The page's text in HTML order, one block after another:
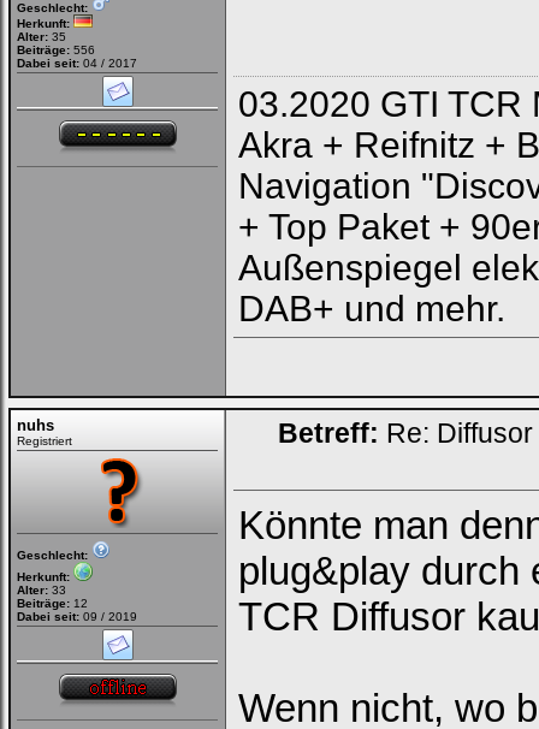
Geschlecht:
Herkunft:
Alter: 35
Beiträge: 556
Dabei seit: 04 / 2017
03.2020 GTI TCR
Akra + Reifnitz +
Navigation
+ Top Paket +
Außenspiegel
DAB+ und mehr.
nuhs
Registriert
Geschlecht:
Herkunft:
Alter: 33
Beiträge: 12
Dabei seit: 09 / 2019
Betreff: Re:
Könnte man
plug&play durch
TCR Diffusor
Wenn nicht, wo